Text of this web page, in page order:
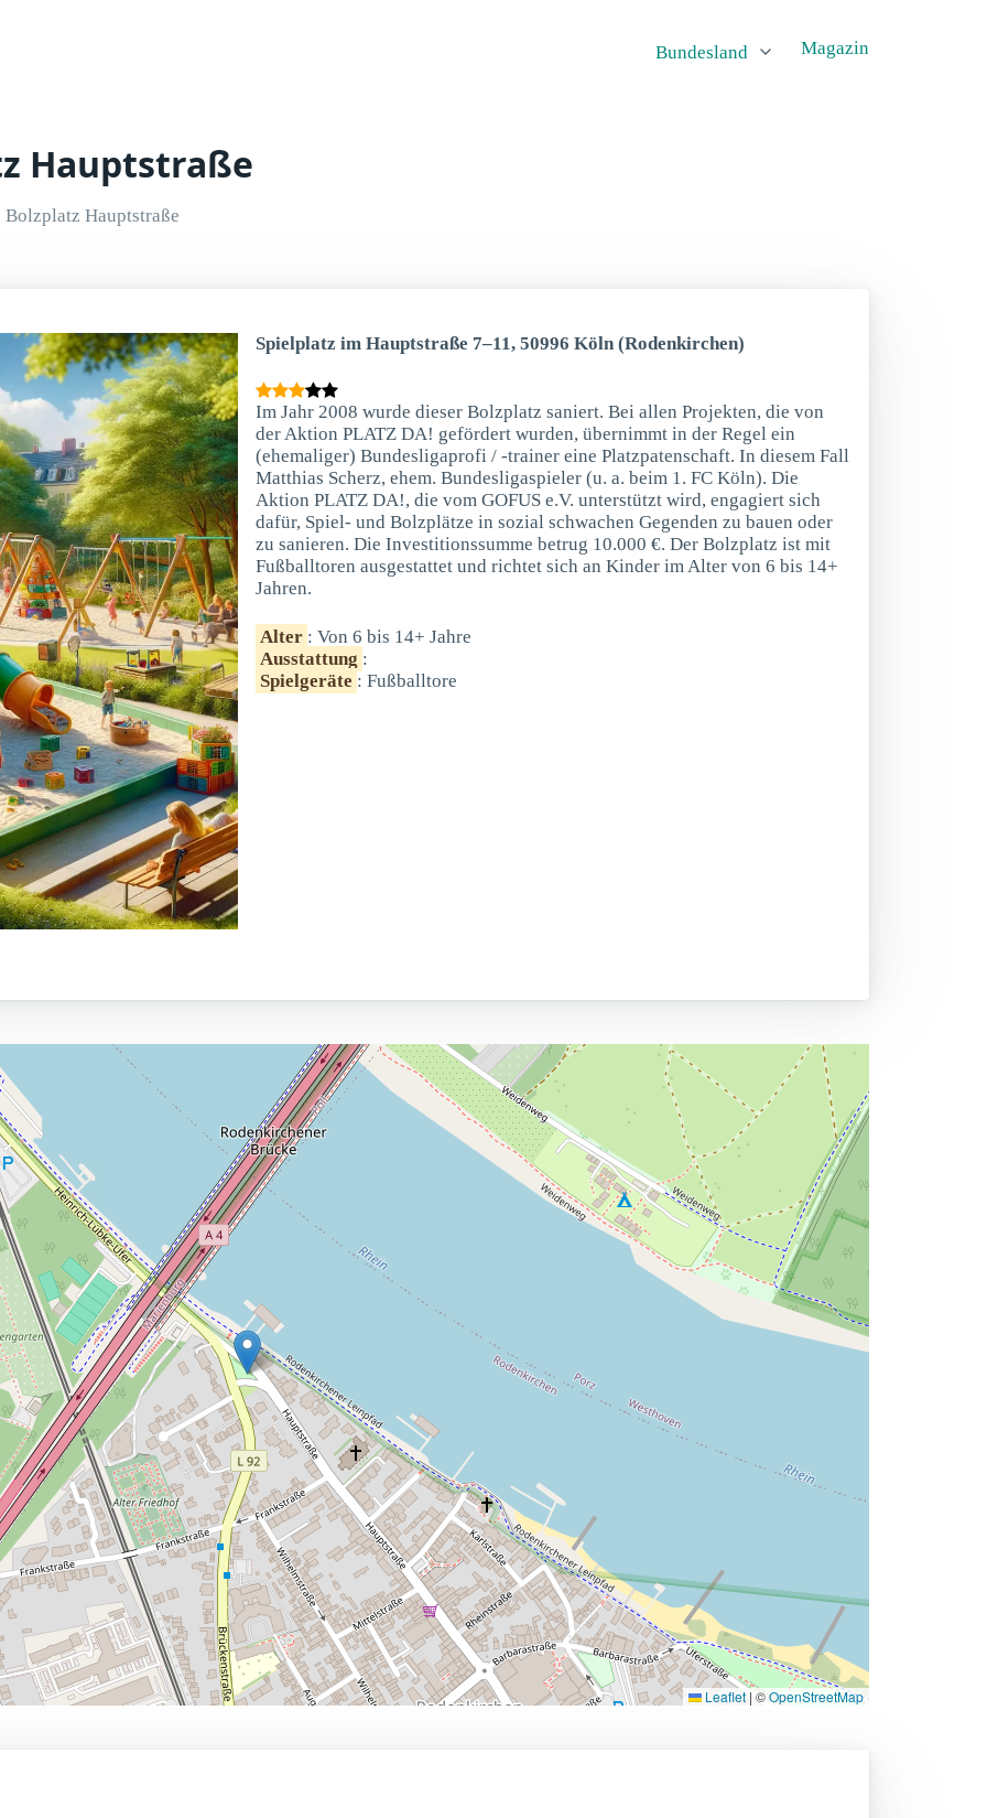
Bundesland Magazin
Hauptstraße
Bolzplatz Hauptstraße
Spielplatz im Hauptstraße 7–11, 50996 Köln (Rodenkirchen)
Im Jahr 2008 wurde dieser Bolzplatz saniert. Bei allen Projekten, die von
der Aktion PLATZ DA! gefördert wurden, übernimmt in der Regel ein
(ehemaliger) Bundesligaprofi / -trainer eine Platzpatenschaft. In diesem Fall
Matthias Scherz, ehem. Bundesligaspieler (u. a. beim 1. FC Köln). Die
Aktion PLATZ DA!, die vom GOFUS e.V. unterstützt wird, engagiert sich
dafür, Spiel- und Bolzplätze in sozial schwachen Gegenden zu bauen oder
zu sanieren. Die Investitionssumme betrug 10.000 €. Der Bolzplatz ist mit
Fußballtoren ausgestattet und richtet sich an Kinder im Alter von 6 bis 14+
Jahren.
Alter : Von 6 bis 14+ Jahre
Ausstattung :
Spielgeräte : Fußballtore
Leaflet | ©OpenStreetMap